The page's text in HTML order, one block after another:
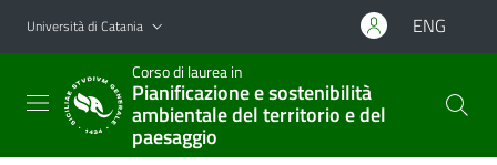
Vai al contenuto principale
Vai al menu di navigazione
Università di Catania ENG
Corso di laurea in
Pianificazione e sostenibilità
ambientale del territorio e del
paesaggio